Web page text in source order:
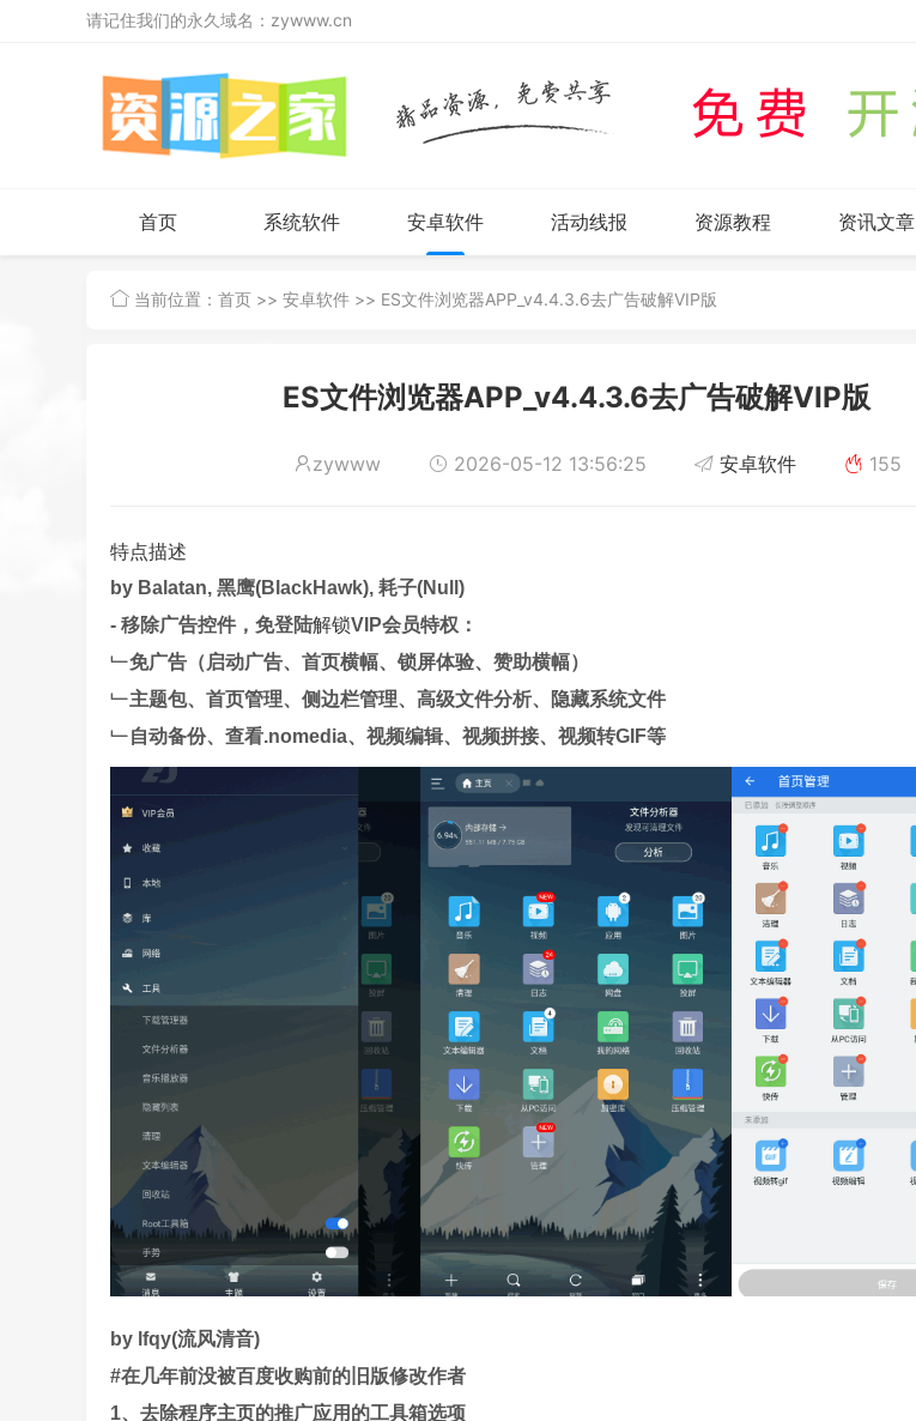
请记住我们的永久域名：zywww.cn
首页 系统软件 安卓软件 活动线报 资源教程 资讯文章
当前位置： 首页 >> 安卓软件 >> ES文件浏览器APP_v4.4.3.6去广告破解VIP版
ES文件浏览器APP_v4.4.3.6去广告破解VIP版
zywww 2026-05-12 13:56:25 安卓软件 155
特点描述
by Balatan, 黑鹰(BlackHawk), 耗子(Null)
- 移除广告控件，免登陆解锁VIP会员特权：
﹂免广告（启动广告、首页横幅、锁屏体验、赞助横幅）
﹂主题包、首页管理、侧边栏管理、高级文件分析、隐藏系统文件
﹂自动备份、查看.nomedia、视频编辑、视频拼接、视频转GIF等
by lfqy(流风清音)
#在几年前没被百度收购前的旧版修改作者
1、去除程序主页的推广应用的工具箱选项